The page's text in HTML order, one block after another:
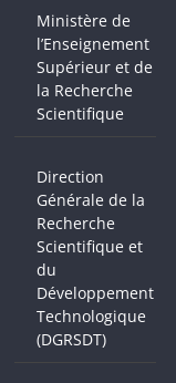
Ministère de
l’Enseignement
Supérieur et de
la Recherche
Scientifique
Direction
Générale de la
Recherche
Scientifique et
du
Développement
Technologique
(DGRSDT)